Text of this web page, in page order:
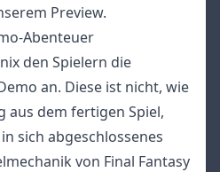
Preview.
Abenteuer
den Spielern die
an. Diese ist nicht, wie
aus dem fertigen Spiel,
sich abgeschlossenes
von Final Fantasy